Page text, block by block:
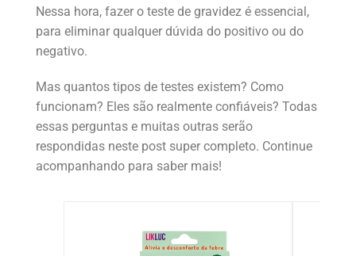
Nessa hora, fazer o teste de gravidez é essencial,
para eliminar qualquer dúvida do positivo ou do
negativo.
Mas quantos tipos de testes existem? Como
funcionam? Eles são realmente confiáveis? Todas
essas perguntas e muitas outras serão
respondidas neste post super completo. Continue
acompanhando para saber mais!